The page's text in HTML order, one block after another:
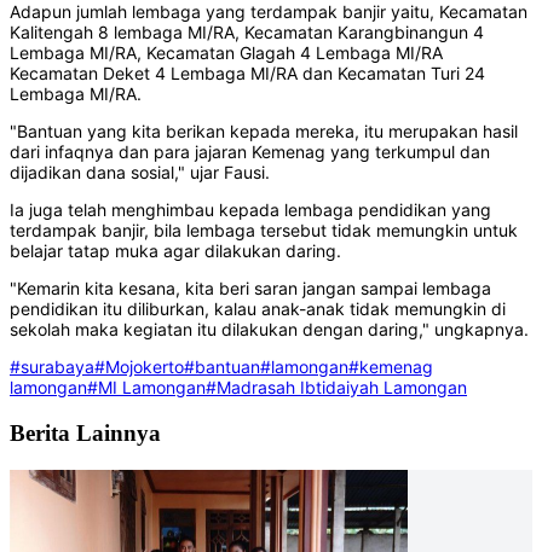
Adapun jumlah lembaga yang terdampak banjir yaitu, Kecamatan
Kalitengah 8 lembaga MI/RA, Kecamatan Karangbinangun 4
Lembaga MI/RA, Kecamatan Glagah 4 Lembaga MI/RA
Kecamatan Deket 4 Lembaga MI/RA dan Kecamatan Turi 24
Lembaga MI/RA.
"Bantuan yang kita berikan kepada mereka, itu merupakan hasil
dari infaqnya dan para jajaran Kemenag yang terkumpul dan
dijadikan dana sosial," ujar Fausi.
Ia juga telah menghimbau kepada lembaga pendidikan yang
terdampak banjir, bila lembaga tersebut tidak memungkin untuk
belajar tatap muka agar dilakukan daring.
"Kemarin kita kesana, kita beri saran jangan sampai lembaga
pendidikan itu diliburkan, kalau anak-anak tidak memungkin di
sekolah maka kegiatan itu dilakukan dengan daring," ungkapnya.
#surabaya#Mojokerto#bantuan#lamongan#kemenag
lamongan#MI Lamongan#Madrasah Ibtidaiyah Lamongan
Berita Lainnya